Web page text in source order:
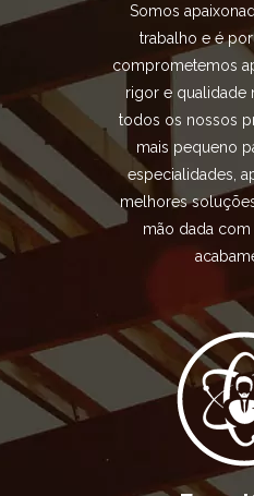
Somos
trabalho e é
comprometemos
rigor e qualidade
todos os nossos
mais pequeno
especialidades,
melhores
mão dada